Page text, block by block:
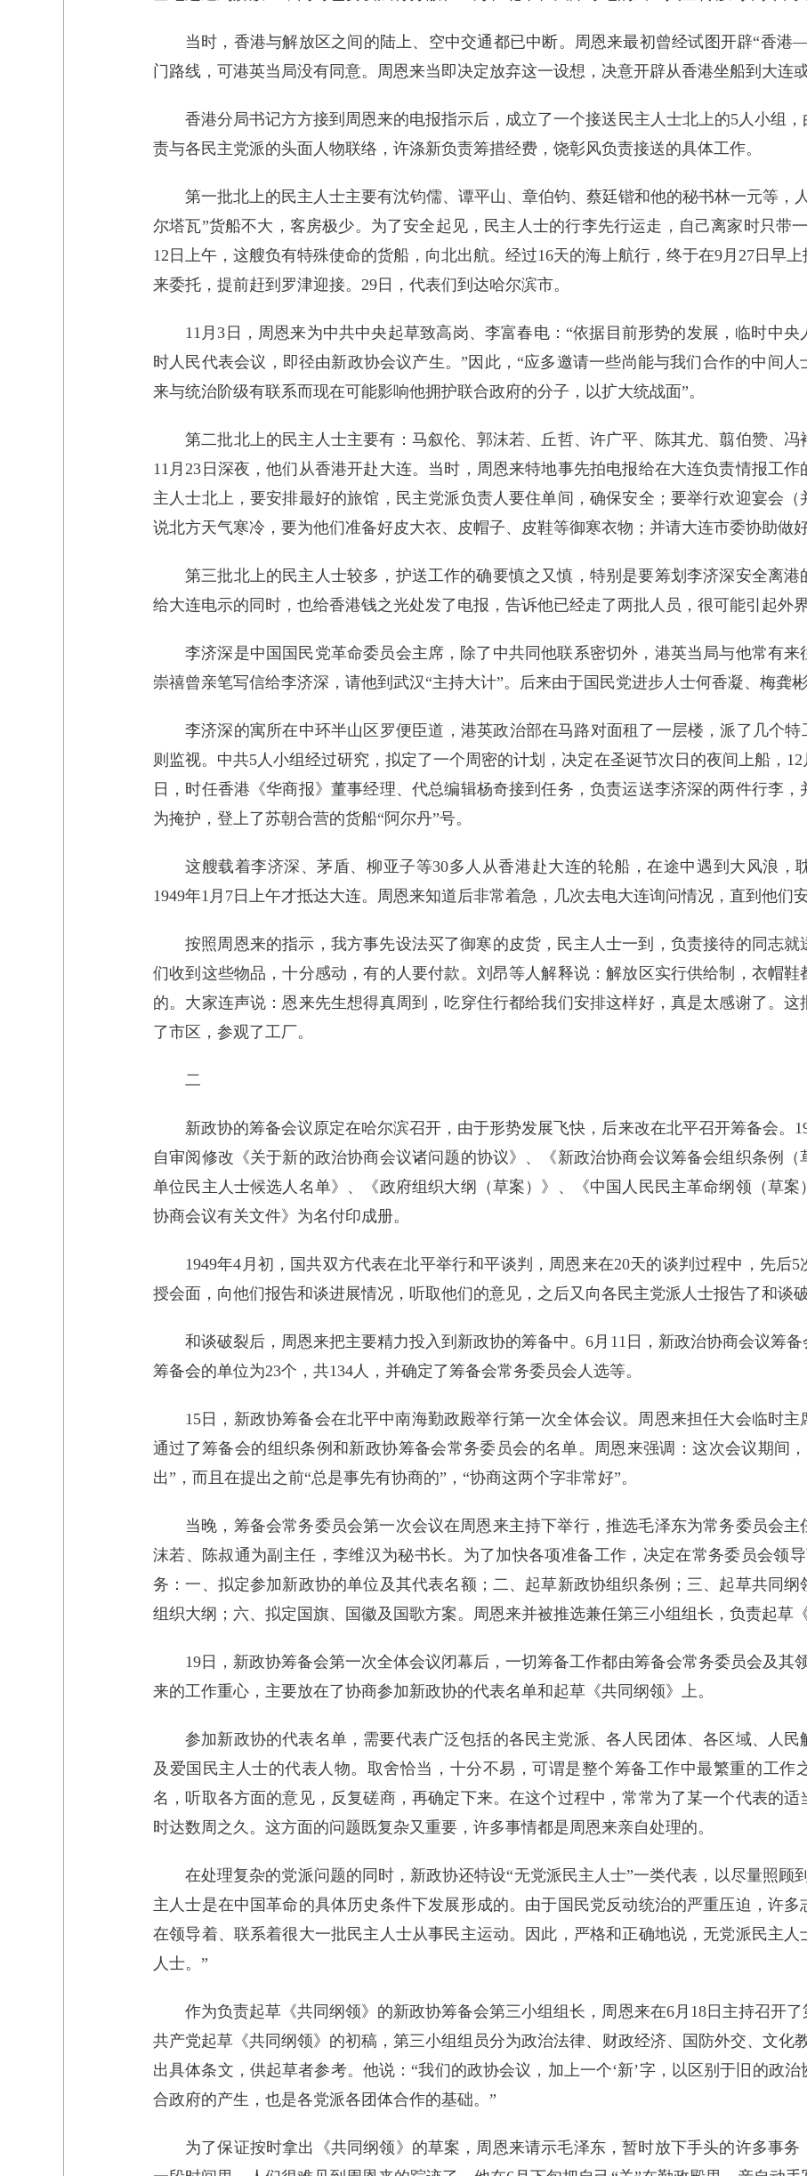
当时，香港与解放区之间的陆上、空中交通都已中断。周恩来最初曾经试图开辟“
门路线，可港英当局没有同意。周恩来当即决定放弃这一设想，决意开辟从香港坐船到大连
香港分局书记方方接到周恩来的电报指示后，成立了一个接送民主人士北上的5人小组
责与各民主党派的头面人物联络，许涤新负责筹措经费，饶彰风负责接送的具体工作。
第一批北上的民主人士主要有沈钧儒、谭平山、章伯钧、蔡廷锴和他的秘书林一元等，
尔塔瓦”货船不大，客房极少。为了安全起见，民主人士的行李先行运走，自己离家时只带
12日上午，这艘负有特殊使命的货船，向北出航。经过16天的海上航行，终于在9月27日早
来委托，提前赶到罗津迎接。29日，代表们到达哈尔滨市。
11月3日，周恩来为中共中央起草致高岗、李富春电：“依据目前形势的发展，临时中
时人民代表会议，即径由新政协会议产生。”因此，“应多邀请一些尚能与我们合作的中间
来与统治阶级有联系而现在可能影响他拥护联合政府的分子，以扩大统战面”。
第二批北上的民主人士主要有：马叙伦、郭沫若、丘哲、许广平、陈其尤、翦伯赞、冯
11月23日深夜，他们从香港开赴大连。当时，周恩来特地事先拍电报给在大连负责情报工
主人士北上，要安排最好的旅馆，民主党派负责人要住单间，确保安全；要举行欢迎宴会
说北方天气寒冷，要为他们准备好皮大衣、皮帽子、皮鞋等御寒衣物；并请大连市委协助做好
第三批北上的民主人士较多，护送工作的确要慎之又慎，特别是要筹划李济深安全离
给大连电示的同时，也给香港钱之光处发了电报，告诉他已经走了两批人员，很可能引起外
李济深是中国国民党革命委员会主席，除了中共同他联系密切外，港英当局与他常有来
崇禧曾亲笔写信给李济深，请他到武汉“主持大计”。后来由于国民党进步人士何香凝、梅龚
李济深的寓所在中环半山区罗便臣道，港英政治部在马路对面租了一层楼，派了几个特
则监视。中共5人小组经过研究，拟定了一个周密的计划，决定在圣诞节次日的夜间上船，
日，时任香港《华商报》董事经理、代总编辑杨奇接到任务，负责运送李济深的两件行李
为掩护，登上了苏朝合营的货船“阿尔丹”号。
这艘载着李济深、茅盾、柳亚子等30多人从香港赴大连的轮船，在途中遇到大风浪，
1949年1月7日上午才抵达大连。周恩来知道后非常着急，几次去电大连询问情况，直到他们
按照周恩来的指示，我方事先设法买了御寒的皮货，民主人士一到，负责接待的同志
们收到这些物品，十分感动，有的人要付款。刘昂等人解释说：解放区实行供给制，衣帽
的。大家连声说：恩来先生想得真周到，吃穿住行都给我们安排这样好，真是太感谢了。
了市区，参观了工厂。
二
新政协的筹备会议原定在哈尔滨召开，由于形势发展飞快，后来改在北平召开筹备会。
自审阅修改《关于新的政治协商会议诸问题的协议》、《新政治协商会议筹备会组织条例
单位民主人士候选人名单》、《政府组织大纲（草案）》、《中国人民民主革命纲领（草
协商会议有关文件》为名付印成册。
1949年4月初，国共双方代表在北平举行和平谈判，周恩来在20天的谈判过程中，先后
授会面，向他们报告和谈进展情况，听取他们的意见，之后又向各民主党派人士报告了和谈破
和谈破裂后，周恩来把主要精力投入到新政协的筹备中。6月11日，新政治协商会议筹
筹备会的单位为23个，共134人，并确定了筹备会常务委员会人选等。
15日，新政协筹备会在北平中南海勤政殿举行第一次全体会议。周恩来担任大会临时主
通过了筹备会的组织条例和新政协筹备会常务委员会的名单。周恩来强调：这次会议期间
出”，而且在提出之前“总是事先有协商的”，“协商这两个字非常好”。
当晚，筹备会常务委员会第一次会议在周恩来主持下举行，推选毛泽东为常务委员会
沫若、陈叔通为副主任，李维汉为秘书长。为了加快各项准备工作，决定在常务委员会领
务：一、拟定参加新政协的单位及其代表名额；二、起草新政协组织条例；三、起草共同
组织大纲；六、拟定国旗、国徽及国歌方案。周恩来并被推选兼任第三小组组长，负责起草《
19日，新政协筹备会第一次全体会议闭幕后，一切筹备工作都由筹备会常务委员会及其
来的工作重心，主要放在了协商参加新政协的代表名单和起草《共同纲领》上。
参加新政协的代表名单，需要代表广泛包括的各民主党派、各人民团体、各区域、人
及爱国民主人士的代表人物。取舍恰当，十分不易，可谓是整个筹备工作中最繁重的工作
名，听取各方面的意见，反复磋商，再确定下来。在这个过程中，常常为了某一个代表的
时达数周之久。这方面的问题既复杂又重要，许多事情都是周恩来亲自处理的。
在处理复杂的党派问题的同时，新政协还特设“无党派民主人士”一类代表，以尽量照顾
主人士是在中国革命的具体历史条件下发展形成的。由于国民党反动统治的严重压迫，许
在领导着、联系着很大一批民主人士从事民主运动。因此，严格和正确地说，无党派民主
人士。”
作为负责起草《共同纲领》的新政协筹备会第三小组组长，周恩来在6月18日主持召开
共产党起草《共同纲领》的初稿，第三小组组员分为政治法律、财政经济、国防外交、文化
出具体条文，供起草者参考。他说：“我们的政协会议，加上一个‘新’字，以区别于旧的政
合政府的产生，也是各党派各团体合作的基础。”
为了保证按时拿出《共同纲领》的草案，周恩来请示毛泽东，暂时放下手头的许多事务